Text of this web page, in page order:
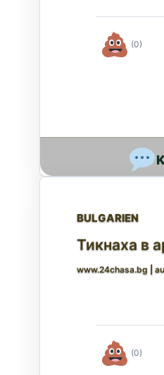
(0)
BULGARIEN
Тикнаха в
www.24chasa.bg
(0)